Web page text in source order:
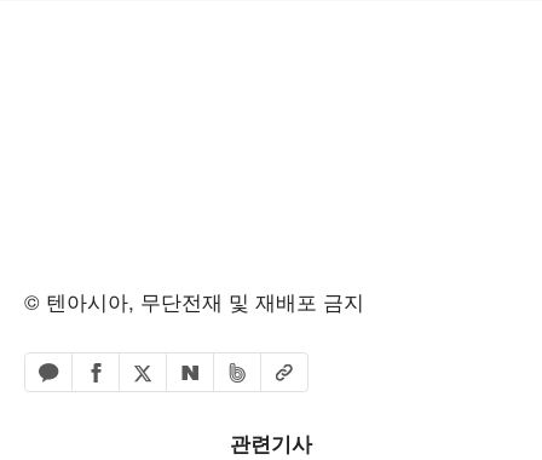
© 텐아시아, 무단전재 및 재배포 금지
카카오톡 공유하기
페이스북 공유하기
엑스 공유하기
네이버 공유하기
밴드 공유하기
URL복사
관련기사